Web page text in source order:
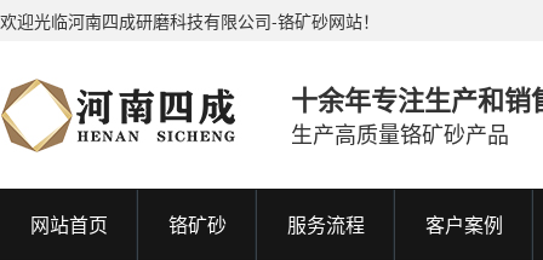
欢迎光临河南四成研磨科技有限公司-铬矿砂网站！
十余年专注生产和销
生产高质量铬矿砂产品
网站首页 铬矿砂 服务流程 客户案例